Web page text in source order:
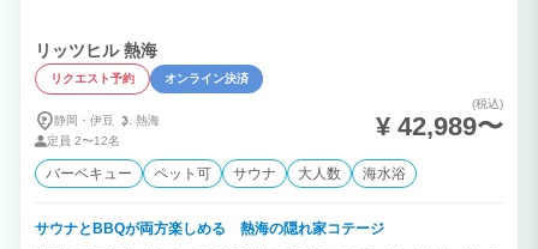
リッツヒル 熱海
リクエスト予約 オンライン決済
静岡・伊豆
熱海
定員 2〜12名
(税込)
¥ 42,989〜
バーベキュー ペット可 サウナ 大人数 海水浴
サウナとBBQが両方楽しめる 熱海の隠れ家コテージ